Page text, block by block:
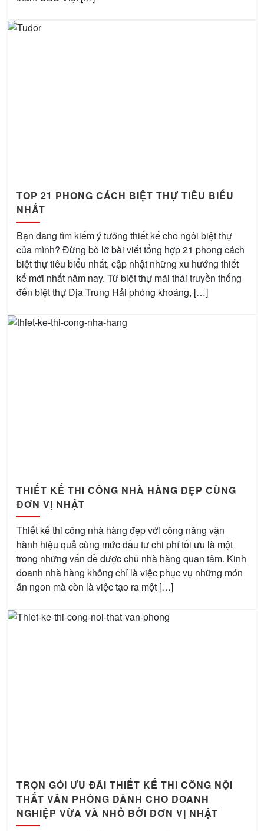
TOP 21 PHONG CÁCH BIỆT THỰ TIÊU BIỂU
NHẤT
Bạn đang tìm kiếm ý tưởng thiết kế cho ngôi biệt thự
của mình? Đừng bỏ lỡ bài viết tổng hợp 21 phong cách
biệt thự tiêu biểu nhất, cập nhật những xu hướng thiết
kế mới nhất năm nay. Từ biệt thự mái thái truyền thống
đến biệt thự Địa Trung Hải phóng khoáng, […]
THIẾT KẾ THI CÔNG NHÀ HÀNG ĐẸP CÙNG
ĐƠN VỊ NHẬT
Thiết kế thi công nhà hàng đẹp với công năng vận
hành hiệu quả cùng mức đầu tư chi phí tối ưu là một
trong những vấn đề được chủ nhà hàng quan tâm. Kinh
doanh nhà hàng không chỉ là việc phục vụ những món
ăn ngon mà còn là việc tạo ra một […]
TRỌN GÓI ƯU ĐÃI THIẾT KẾ THI CÔNG NỘI
THẤT VĂN PHÒNG DÀNH CHO DOANH
NGHIỆP VỪA VÀ NHỎ BỞI ĐƠN VỊ NHẬT